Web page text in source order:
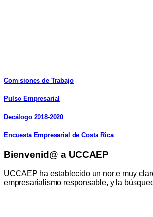
Comisiones de Trabajo
Pulso Empresarial
Decálogo 2018-2020
Encuesta Empresarial de Costa Rica
Bienvenid@ a UCCAEP
UCCAEP ha establecido un norte muy
empresarialismo responsable, y la